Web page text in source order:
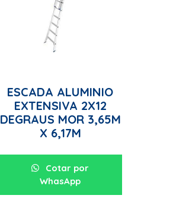
ESCADA ALUMINIO
EXTENSIVA 2X12
DEGRAUS MOR 3,65M
X 6,17M
Cotar por
WhasApp